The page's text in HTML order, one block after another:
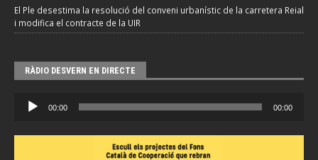
El Ple desestima la resolució del conveni urbanístic de la carretera Reial
i modifica el contracte de la UIR
RÀDIO DESVERN EN DIRECTE
Reproductor
d'àudio
00:00 00:00